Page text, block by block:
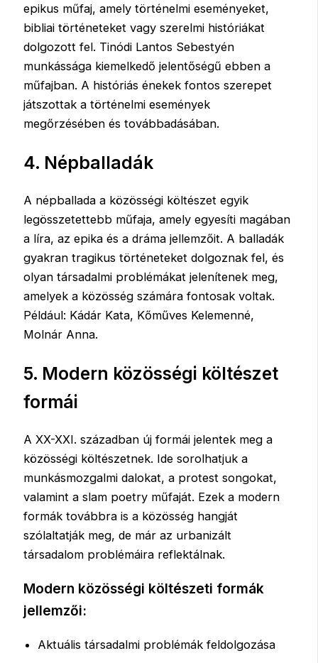
epikus műfaj, amely történelmi eseményeket,
bibliai történeteket vagy szerelmi históriákat
dolgozott fel. Tinódi Lantos Sebestyén
munkássága kiemelkedő jelentőségű ebben a
műfajban. A históriás énekek fontos szerepet
játszottak a történelmi események
megőrzésében és továbbadásában.
4. Népballadák
A népballada a közösségi költészet egyik
legösszetettebb műfaja, amely egyesíti magában
a líra, az epika és a dráma jellemzőit. A balladák
gyakran tragikus történeteket dolgoznak fel, és
olyan társadalmi problémákat jelenítenek meg,
amelyek a közösség számára fontosak voltak.
Például: Kádár Kata, Kőműves Kelemenné,
Molnár Anna.
5. Modern közösségi költészet
formái
A XX-XXI. században új formái jelentek meg a
közösségi költészetnek. Ide sorolhatjuk a
munkásmozgalmi dalokat, a protest songokat,
valamint a slam poetry műfaját. Ezek a modern
formák továbbra is a közösség hangját
szólaltatják meg, de már az urbanizált
társadalom problémáira reflektálnak.
Modern közösségi költészeti formák
jellemzői:
Aktuális társadalmi problémák feldolgozása